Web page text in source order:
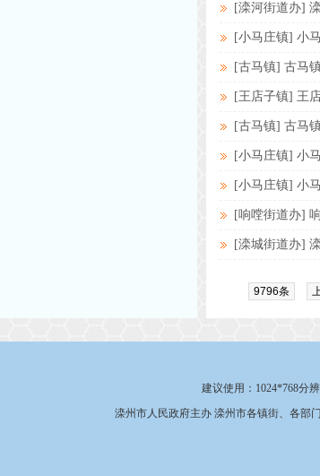
[滦河街道办]
[小马庄镇] 小
[古马镇] 古马
[王店子镇] 王
[古马镇] 古马
[小马庄镇] 小
[小马庄镇] 小
[响嘡街道办]
[滦城街道办]
9796条
建议使用：1024*768分
滦州市人民政府主办 滦州市各镇街、各部